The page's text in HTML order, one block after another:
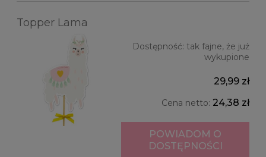
Topper Lama
Dostępność: tak fajne, że już
wykupione
29,99 zł
Cena netto: 24,38 zł
POWIADOM O
DOSTĘPNOŚCI